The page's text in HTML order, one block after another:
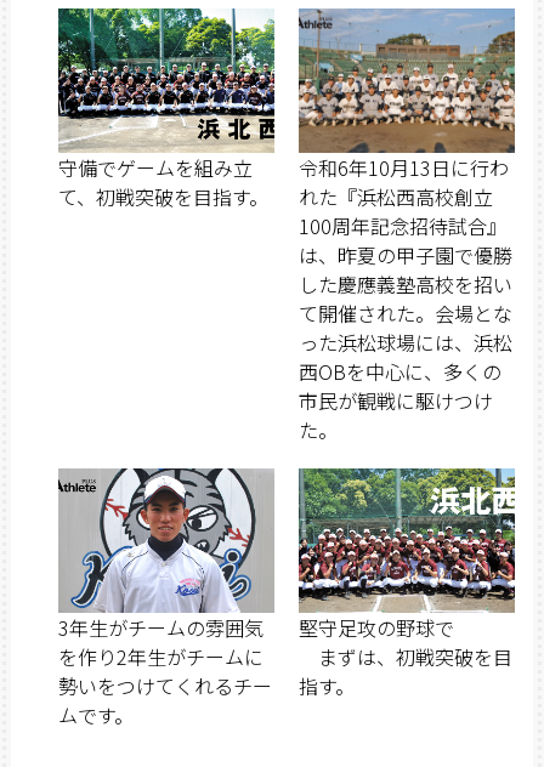
守備でゲームを組み立
て、初戦突破を目指す。
令和6年10月13日に行わ
れた『浜松西高校創立
100周年記念招待試合』
は、昨夏の甲子園で優勝
した慶應義塾高校を招い
て開催された。会場とな
った浜松球場には、浜松
西OBを中心に、多くの
市民が観戦に駆けつけ
た。
3年生がチームの雰囲気
を作り2年生がチームに
勢いをつけてくれるチー
ムです。
堅守足攻の野球で
まずは、初戦突破を目
指す。